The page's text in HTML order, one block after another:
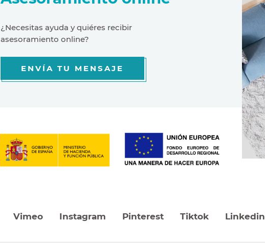
¿Necesitas ayuda y quiéres recibir
asesoramiento online?
ENVÍA TU MENSAJE
Vimeo Instagram Pinterest Tiktok Linkedin